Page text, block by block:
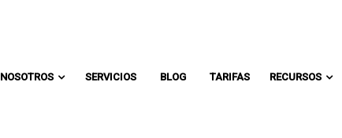
NOSOTROS SERVICIOS BLOG TARIFAS RECURSOS